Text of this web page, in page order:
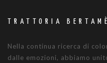
TRATTORIA BERTAMÈ
Nella continua ricerca di
dalle emozioni, abbiamo